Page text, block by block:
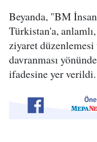
Beyanda, "BM
Türkistan'a,
ziyaret
davranması
ifadesine yer verildi.